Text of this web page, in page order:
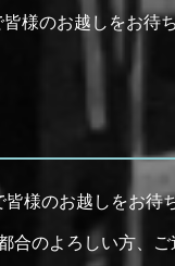
様のお越しをお待
様のお越しをお待
のよろしい方、ご